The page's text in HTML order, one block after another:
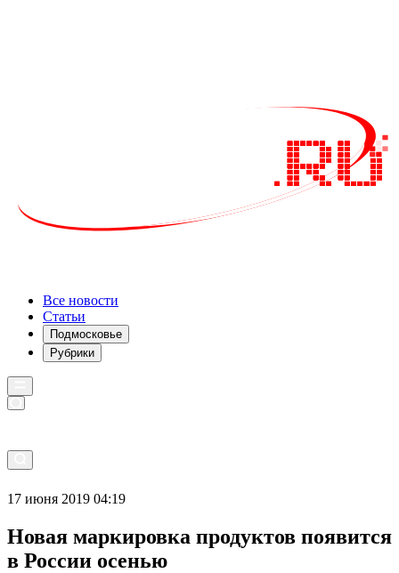
Все новости
Статьи
Подмосковье
Рубрики
17 июня 2019 04:19
Новая маркировка продуктов появится
в России осенью